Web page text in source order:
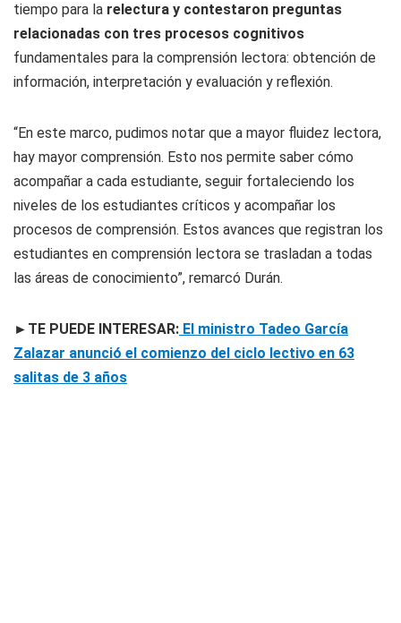
tiempo para la relectura y contestaron preguntas
relacionadas con tres procesos cognitivos
fundamentales para la comprensión lectora: obtención de
información, interpretación y evaluación y reflexión.
“En este marco, pudimos notar que a mayor fluidez lectora,
hay mayor comprensión. Esto nos permite saber cómo
acompañar a cada estudiante, seguir fortaleciendo los
niveles de los estudiantes críticos y acompañar los
procesos de comprensión. Estos avances que registran los
estudiantes en comprensión lectora se trasladan a todas
las áreas de conocimiento”, remarcó Durán.
►TE PUEDE INTERESAR: El ministro Tadeo García
Zalazar anunció el comienzo del ciclo lectivo en 63
salitas de 3 años